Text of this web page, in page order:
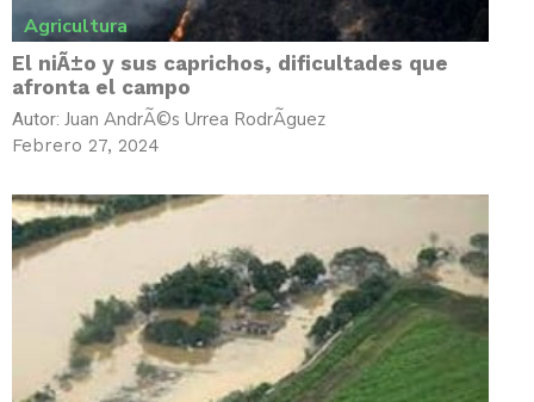
Agricultura
El niÃ±o y sus caprichos, dificultades que
afronta el campo
Autor: Juan AndrÃ©s Urrea RodrÃ­guez
Febrero 27, 2024